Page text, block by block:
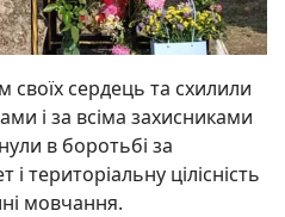
своїх сердець та схилили
і за всіма захисниками
в боротьбі за
і територіальну цілісність
мовчання.